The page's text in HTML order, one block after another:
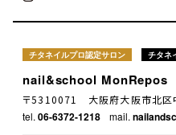
チタネイルプロ認定サロン チタネ
nail&school MonRepos
〒5310071 大阪府大阪市北区
tel. 06-6372-1218 mail.